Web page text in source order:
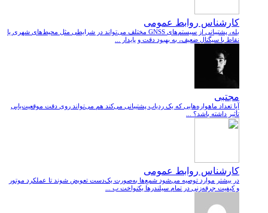
کارشناس روابط عمومی
بله، پشتیبانی از سیستم‌های GNSS مختلف می‌تواند در شرایطی مثل محیط‌های شهری یا
نقاط با سیگنال ضعیف، به بهبود دقت و پایدار ...
مجتبی
آیا تعداد ماهواره‌هایی که یک ردیاب پشتیبانی می‌کند هم می‌تواند روی دقت موقعیت‌یابی
تأثیر داشته باشد؟ ...
کارشناس روابط عمومی
در بیشتر موارد توصیه می‌شود شمع‌ها به‌صورت یک‌دست تعویض شوند تا عملکرد موتور
و کیفیت جرقه‌زنی در تمام سیلندرها یکنواخت ب ...